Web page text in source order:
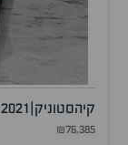
קיהסטוניק 2021
₪76,385